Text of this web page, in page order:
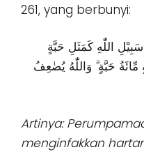
261, yang berbunyi:
اللّٰهِ كَمَثَلِ حَبَّةٍ
حَبَّةٍ ۗ وَاللّٰهُ يُضٰعِفُ
Artinya:
menginfakkan